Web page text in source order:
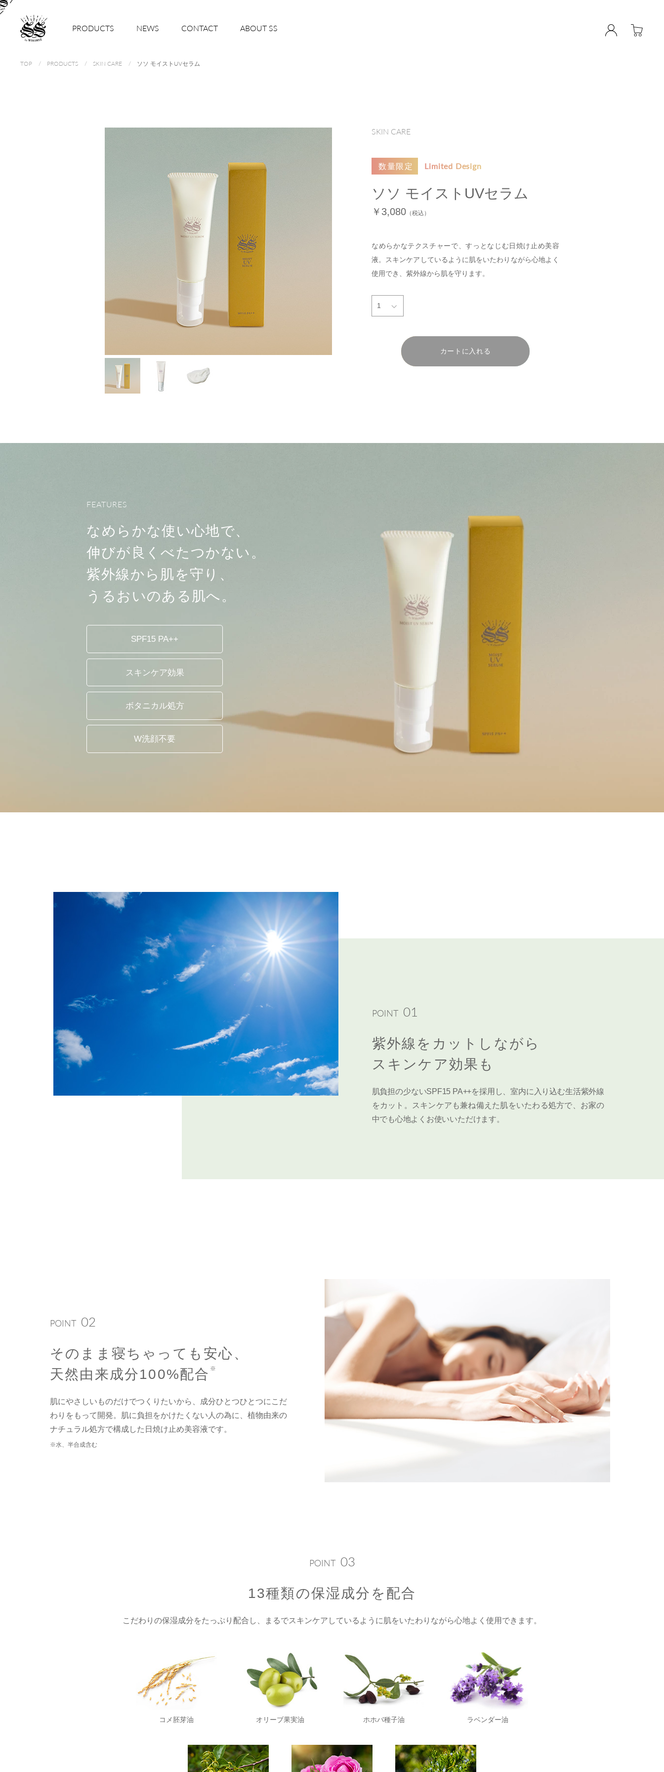
PRODUCTS NEWS CONTACT ABOUT SS
TOP PRODUCTS SKIN CARE ソソ モイストUVセラム
SKIN CARE
数量限定 Limited Design
ソソ モイストUVセラム
￥3,080 （税込）
なめらかなテクスチャーで、すっとなじむ日焼け止め美容
液。スキンケアしているように肌をいたわりながら心地よく
使用でき、紫外線から肌を守ります。
1
カートに入れる
FEATURES
なめらかな使い心地で、
伸びが良くべたつかない。
紫外線から肌を守り、
うるおいのある肌へ。
SPF15 PA++
スキンケア効果
ボタニカル処方
W洗顔不要
POINT 01
紫外線をカットしながら
スキンケア効果も
肌負担の少ないSPF15 PA++を採用し、室内に入り込む生活紫外線
をカット。スキンケアも兼ね備えた肌をいたわる処方で、お家の
中でも心地よくお使いいただけます。
POINT 02
そのまま寝ちゃっても安心、
天然由来成分100%配合 ※
肌にやさしいものだけでつくりたいから、成分ひとつひとつにこだ
わりをもって開発。肌に負担をかけたくない人の為に、植物由来の
ナチュラル処方で構成した日焼け止め美容液です。
※水、半合成含む
POINT 03
13種類の保湿成分を配合
こだわりの保湿成分をたっぷり配合し、まるでスキンケアしているように肌をいたわりながら心地よく使用できます。
コメ胚芽油 オリーブ果実油 ホホバ種子油 ラベンダー油